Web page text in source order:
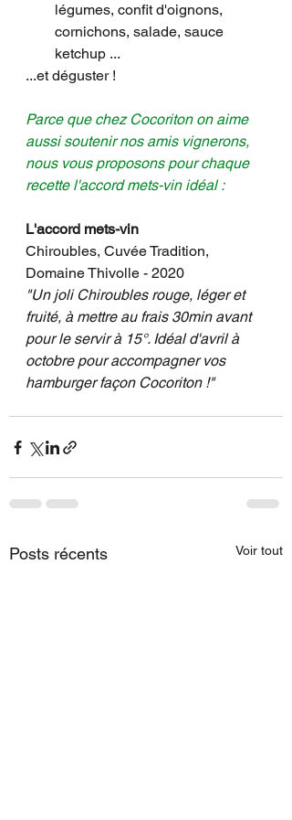
légumes, confit d'oignons,
cornichons, salade, sauce
ketchup ...
...et déguster !
Parce que chez Cocoriton on aime
aussi soutenir nos amis vignerons,
nous vous proposons pour chaque
recette l'accord mets-vin idéal :
L'accord mets-vin
Chiroubles, Cuvée Tradition,
Domaine Thivolle - 2020
"Un joli Chiroubles rouge, léger et
fruité, à mettre au frais 30min avant
pour le servir à 15°. Idéal d'avril à
octobre pour accompagner vos
hamburger façon Cocoriton !"
Posts récents Voir tout